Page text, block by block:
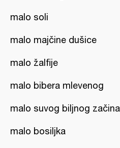
malo soli
malo majčine dušice
malo žalfije
malo bibera mlevenog
malo suvog biljnog začina
malo bosiljka